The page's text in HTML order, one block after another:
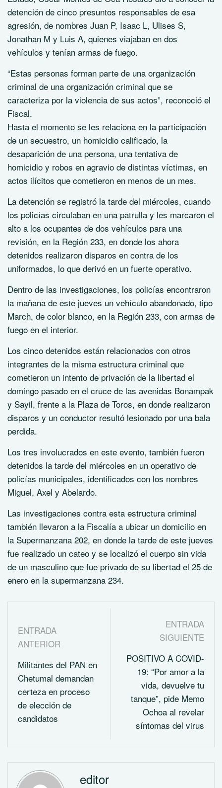
detención de cinco presuntos responsables de esa
agresión, de nombres Juan P, Isaac L, Ulises S,
Jonathan M y Luis A, quienes viajaban en dos
vehículos y tenían armas de fuego.
“Estas personas forman parte de una organización
criminal de una organización criminal que se
caracteriza por la violencia de sus actos”, reconoció el
Fiscal.
Hasta el momento se les relaciona en la participación
de un secuestro, un homicidio calificado, la
desaparición de una persona, una tentativa de
homicidio y robos en agravio de distintas víctimas, en
actos ilícitos que cometieron en menos de un mes.
La detención se registró la tarde del miércoles, cuando
los policías circulaban en una patrulla y les marcaron el
alto a los ocupantes de dos vehículos para una
revisión, en la Región 233, en donde los ahora
detenidos realizaron disparos en contra de los
uniformados, lo que derivó en un fuerte operativo.
Dentro de las investigaciones, los policías encontraron
la mañana de este jueves un vehículo abandonado, tipo
March, de color blanco, en la Región 233, con armas de
fuego en el interior.
Los cinco detenidos están relacionados con otros
integrantes de la misma estructura criminal que
cometieron un intento de privación de la libertad el
domingo pasado en el cruce de las avenidas Bonampak
y Sayil, frente a la Plaza de Toros, en donde realizaron
disparos y un conductor resultó lesionado por una bala
perdida.
Los tres involucrados en este evento, también fueron
detenidos la tarde del miércoles en un operativo de
policías municipales, identificados con los nombres
Miguel, Axel y Abelardo.
Las investigaciones contra esta estructura criminal
también llevaron a la Fiscalía a ubicar un domicilio en
la Supermanzana 202, en donde la tarde de este jueves
fue realizado un cateo y se localizó el cuerpo sin vida
de un masculino que fue privado de su libertad el 25 de
enero en la supermanzana 234.
ENTRADA
ANTERIOR
Militantes del PAN en
Chetumal demandan
certeza en proceso
de elección de
candidatos
ENTRADA
SIGUIENTE
POSITIVO A COVID-
19: “Por amor a la
vida, devuelve tu
tanque”, pide Memo
Ochoa al revelar
síntomas del virus
editor